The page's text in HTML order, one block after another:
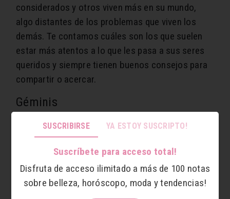
considerados y otros viven más en su mundo,
algo distantes de los problemas que viven los
demás. Te contamos cuáles son los que suelen
estar más atentos a lo que les pasa a sus seres
queridos y siempre tienen buenos consejos para
compartir o acercar.
Géminis
Son capaces de conectar con cualquier persona a
nivel emocional, por lo que tienen una
comprensión de lo que necesitan que no poseen
otros signos. Se esfuerza por hablar de la manera
más comprensible posible, por lo que sus
consejos siempre son escuchados por todos.
SUSCRIBIRSE YA ESTOY SUSCRIPTO!
Suscríbete para acceso total!
Disfruta de acceso ilimitado a más de 100 notas
sobre belleza, horóscopo, moda y tendencias!